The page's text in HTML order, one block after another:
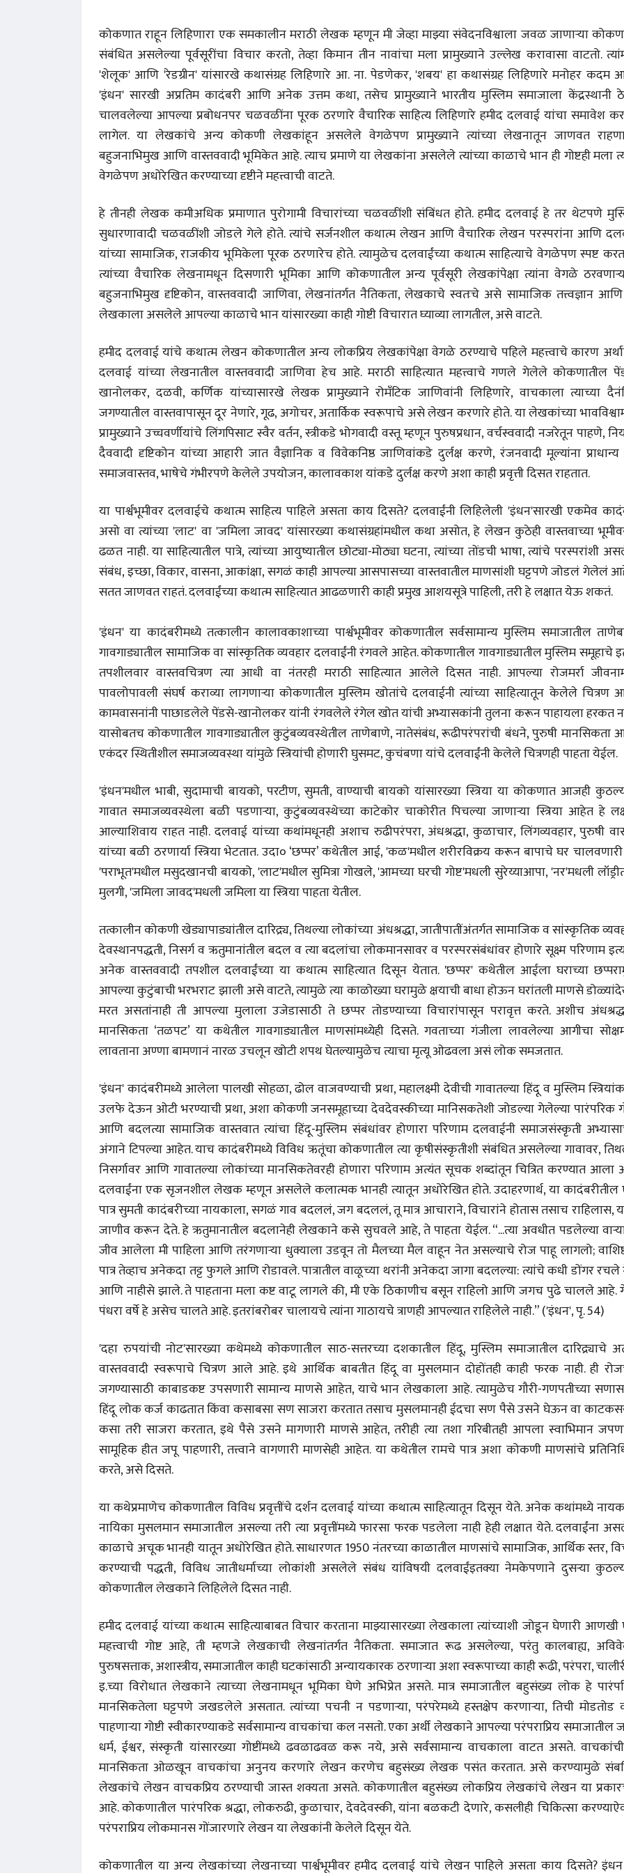
कोकणात राहून लिहिणारा एक समकालीन मराठी लेखक म्हणून मी जेव्हा माझ्या संवेदनविश्वाला जवळ जाणाऱ्या
संबंधित असलेल्या पूर्वसूरींचा विचार करतो, तेव्हा किमान तीन नावांचा मला प्रामुख्याने उल्लेख करावासा वाटतो.
'शेलूक' आणि 'रेडग्रीन' यांसारखे कथासंग्रह लिहिणारे आ. ना. पेडणेकर, 'शबय' हा कथासंग्रह लिहिणारे मनोहर कदम
'इंधन' सारखी अप्रतिम कादंबरी आणि अनेक उत्तम कथा, तसेच प्रामुख्याने भारतीय मुस्लिम समाजाला केंद्रस्थानी
चालवलेल्या आपल्या प्रबोधनपर चळवळींना पूरक ठरणारे वैचारिक साहित्य लिहिणारे हमीद दलवाई यांचा समावेश
लागेल. या लेखकांचे अन्य कोकणी लेखकांहून असलेले वेगळेपण प्रामुख्याने त्यांच्या लेखनातून जाणवत
बहुजनाभिमुख आणि वास्तववादी भूमिकेत आहे. त्याच प्रमाणे या लेखकांना असलेले त्यांच्या काळाचे भान ही गोष्टही मला
वेगळेपण अधोरेखित करण्याच्या दृष्टीने महत्त्वाची वाटते.
हे तीनही लेखक कमीअधिक प्रमाणात पुरोगामी विचारांच्या चळवळींशी संबिंधत होते. हमीद दलवाई हे तर थेटपणे
सुधारणावादी चळवळींशी जोडले गेले होते. त्यांचे सर्जनशील कथात्म लेखन आणि वैचारिक लेखन परस्परांना आणि
यांच्या सामाजिक, राजकीय भूमिकेला पूरक ठरणारेच होते. त्यामुळेच दलवाईंच्या कथात्म साहित्याचे वेगळेपण स्पष्ट
त्यांच्या वैचारिक लेखनामधून दिसणारी भूमिका आणि कोकणातील अन्य पूर्वसूरी लेखकांपेक्षा त्यांना वेगळे
बहुजनाभिमुख दृष्टिकोन, वास्तववादी जाणिवा, लेखनांतर्गत नैतिकता, लेखकाचे स्वतःचे असे सामाजिक तत्त्वज्ञान
लेखकाला असलेले आपल्या काळाचे भान यांसारख्या काही गोष्टी विचारात घ्याव्या लागतील, असे वाटते.
हमीद दलवाई यांचे कथात्म लेखन कोकणातील अन्य लोकप्रिय लेखकांपेक्षा वेगळे ठरण्याचे पहिले महत्त्वाचे कारण
दलवाई यांच्या लेखनातील वास्तववादी जाणिवा हेच आहे. मराठी साहित्यात महत्त्वाचे गणले गेलेले कोकणातील
खानोलकर, दळवी, कर्णिक यांच्यासारखे लेखक प्रामुख्याने रोमँटिक जाणिवांनी लिहिणारे, वाचकाला त्याच्या
जगण्यातील वास्तवापासून दूर नेणारे, गूढ, अगोचर, अतार्किक स्वरूपाचे असे लेखन करणारे होते. या लेखकांच्या
प्रामुख्याने उच्चवर्णीयांचे लिंगपिसाट स्वैर वर्तन, स्त्रीकडे भोगवादी वस्तू म्हणून पुरुषप्रधान, वर्चस्ववादी नजरेतून पाहणे,
दैववादी दृष्टिकोन यांच्या आहारी जात वैज्ञानिक व विवेकनिष्ठ जाणिवांकडे दुर्लक्ष करणे, रंजनवादी मूल्यांना
समाजवास्तव, भाषेचे गंभीरपणे केलेले उपयोजन, कालावकाश यांकडे दुर्लक्ष करणे अशा काही प्रवृत्ती दिसत राहतात.
या पार्श्वभूमीवर दलवाईचे कथात्म साहित्य पाहिले असता काय दिसते? दलवाईंनी लिहिलेली 'इंधन'सारखी एकमेव
असो वा त्यांच्या 'लाट' वा 'जमिला जावद' यांसारख्या कथासंग्रहांमधील कथा असोत, हे लेखन कुठेही वास्तवाच्या
ढळत नाही. या साहित्यातील पात्रे, त्यांच्या आयुष्यातील छोट्या-मोठ्या घटना, त्यांच्या तोंडची भाषा, त्यांचे परस्परांशी
संबंध, इच्छा, विकार, वासना, आकांक्षा, सगळं काही आपल्या आसपासच्या वास्तवातील माणसांशी घट्टपणे जोडलं गेलेलं
सतत जाणवत राहतं. दलवाईंच्या कथात्म साहित्यात आढळणारी काही प्रमुख आशयसूत्रे पाहिली, तरी हे लक्षात येऊ शकतं.
'इंधन' या कादंबरीमध्ये तत्कालीन कालावकाशाच्या पार्श्वभूमीवर कोकणातील सर्वसामान्य मुस्लिम समाजातील
गावगाड्यातील सामाजिक वा सांस्कृतिक व्यवहार दलवाईंनी रंगवले आहेत. कोकणातील गावगाड्यातील मुस्लिम समूहाचे
तपशीलवार वास्तवचित्रण त्या आधी वा नंतरही मराठी साहित्यात आलेले दिसत नाही. आपल्या रोजमर्रा
पावलोपावली संघर्ष कराव्या लागणाऱ्या कोकणातील मुस्लिम खोतांचे दलवाईनी त्यांच्या साहित्यातून केलेले चित्रण
कामवासनांनी पाछाडलेले पेंडसे-खानोलकर यांनी रंगवलेले रंगेल खोत यांची अभ्यासकांनी तुलना करून पाहायला हरकत
यासोबतच कोकणातील गावगाड्यातील कुटुंबव्यवस्थेतील ताणेबाणे, नातेसंबंध, रूढीपरंपरांची बंधने, पुरुषी मानसिकता
एकंदर स्थितीशील समाजव्यवस्था यांमुळे स्त्रियांची होणारी घुसमट, कुचंबणा यांचे दलवाईंनी केलेले चित्रणही पाहता येईल.
'इंधन'मधील भाबी, सुदामाची बायको, परटीण, सुमती, वाण्याची बायको यांसारख्या स्त्रिया या कोकणात आजही
गावात समाजव्यवस्थेला बळी पडणाऱ्या, कुटुंबव्यवस्थेच्या काटेकोर चाकोरीत पिचल्या जाणाऱ्या स्त्रिया आहेत हे
आल्याशिवाय राहत नाही. दलवाई यांच्या कथांमधूनही अशाच रुढीपरंपरा, अंधश्रद्धा, कुळाचार, लिंगव्यवहार, पुरुषी
यांच्या बळी ठरणार्या स्त्रिया भेटतात. उदा० ‘छप्पर’ कथेतील आई, 'कळ'मधील शरीरविक्रय करून बापाचे घर
'पराभूत'मधील मसुदखानची बायको, 'लाट'मधील सुमित्रा गोखले, 'आमच्या घरची गोष्ट'मधली सुरेय्याआपा, 'नर'मधली
मुलगी, 'जमिला जावद'मधली जमिला या स्त्रिया पाहता येतील.
तत्कालीन कोकणी खेड्यापाड्यांतील दारिद्र्य, तिथल्या लोकांच्या अंधश्रद्धा, जातीपातींअंतर्गत सामाजिक व सांस्कृतिक
देवस्थानपद्धती, निसर्ग व ऋतुमानांतील बदल व त्या बदलांचा लोकमानसावर व परस्परसंबंधांवर होणारे सूक्ष्म परिणाम
अनेक वास्तववादी तपशील दलवाईंच्या या कथात्म साहित्यात दिसून येतात. 'छप्पर' कथेतील आईला घराच्या
आपल्या कुटुंबाची भरभराट झाली असे वाटते, त्यामुळे त्या काळोख्या घरामुळे क्षयाची बाधा होऊन घरांतली माणसे
मरत असतांनाही ती आपल्या मुलाला उजेडासाठी ते छप्पर तोडण्याच्या विचारांपासून परावृत्त करते. अशीच
मानसिकता ‘तळपट’ या कथेतील गावगाड्यातील माणसांमध्येही दिसते. गवताच्या गंजीला लावलेल्या आगीचा
लावताना अण्णा बामणानं नारळ उचलून खोटी शपथ घेतल्यामुळेच त्याचा मृत्यू ओढवला असं लोक समजतात.
'इंधन' कादंबरीमध्ये आलेला पालखी सोहळा, ढोल वाजवण्याची प्रथा, महालक्ष्मी देवीची गावातल्या हिंदू व मुस्लिम
उलफे देऊन ओटी भरण्याची प्रथा, अशा कोकणी जनसमूहाच्या देवदेवस्कीच्या मानिसकतेशी जोडल्या गेलेल्या पारंपरिक
आणि बदलत्या सामाजिक वास्तवात त्यांचा हिंदू-मुस्लिम संबंधांवर होणारा परिणाम दलवाईनी समाजसंस्कृती
अंगाने टिपल्या आहेत. याच कादंबरीमध्ये विविध ऋतूंचा कोकणातील त्या कृषीसंस्कृतीशी संबंधित असलेल्या गावावर,
निसर्गावर आणि गावातल्या लोकांच्या मानसिकतेवरही होणारा परिणाम अत्यंत सूचक शब्दांतून चित्रित करण्यात आला
दलवाईंना एक सृजनशील लेखक म्हणून असलेले कलात्मक भानही त्यातून अधोरेखित होते. उदाहरणार्थ, या
पात्र सुमती कादंबरीच्या नायकाला, सगळं गाव बदललं, जग बदललं, तू मात्र आचाराने, विचारांने होतास तसाच राहिलास,
जाणीव करून देते. हे ऋतुमानातील बदलानेही लेखकाने कसे सुचवले आहे, ते पाहता येईल. “...त्या अवधीत पडलेल्या
जीव आलेला मी पाहिला आणि तरंगणाऱ्या धुक्याला उडवून तो मैलच्या मैल वाहून नेत असल्याचे रोज पाहू लागलो;
पात्र तेव्हाच अनेकदा तट्ट फुगले आणि रोडावले. पात्रातील वाळूच्या थरांनी अनेकदा जागा बदलल्या: त्यांचे कधी डोंगर
आणि नाहीसे झाले. ते पाहताना मला कष्ट वाटू लागले की, मी एके ठिकाणीच बसून राहिलो आणि जगच पुढे चालले आहे.
पंधरा वर्षे हे असेच चालते आहे. इतरांबरोबर चालायचे त्यांना गाठायचे त्राणही आपल्यात राहिलेले नाही.” ('इंधन', पृ. 54)
'दहा रुपयांची नोट'सारख्या कथेमध्ये कोकणातील साठ-सत्तरच्या दशकातील हिंदू, मुस्लिम समाजातील दारिद्र्याचे
वास्तववादी स्वरूपाचे चित्रण आले आहे. इथे आर्थिक बाबतीत हिंदू वा मुसलमान दोहोंतही काही फरक नाही. ही
जगण्यासाठी काबाडकष्ट उपसणारी सामान्य माणसे आहेत, याचे भान लेखकाला आहे. त्यामुळेच गौरी-गणपतीच्या
हिंदू लोक कर्ज काढतात किंवा कसाबसा सण साजरा करतात तसाच मुसलमानही ईदचा सण पैसे उसने घेऊन वा
कसा तरी साजरा करतात, इथे पैसे उसने मागणारी माणसे आहेत, तरीही त्या तशा गरिबीतही आपला स्वाभिमान
सामूहिक हीत जपू पाहणारी, तत्त्वाने वागणारी माणसेही आहेत. या कथेतील रामचे पात्र अशा कोकणी माणसांचे
करते, असे दिसते.
या कथेप्रमाणेच कोकणातील विविध प्रवृत्तींचे दर्शन दलवाई यांच्या कथात्म साहित्यातून दिसून येते. अनेक कथांमध्ये
नायिका मुसलमान समाजातील असल्या तरी त्या प्रवृत्तींमध्ये फारसा फरक पडलेला नाही हेही लक्षात येते. दलवाईंना
काळाचे अचूक भानही यातून अधोरेखित होते. साधारणतः 1950 नंतरच्या काळातील माणसांचे सामाजिक, आर्थिक स्तर,
करण्याची पद्धती, विविध जातीधर्माच्या लोकांशी असलेले संबंध यांविषयी दलवाईंइतक्या नेमकेपणाने दुसऱ्या
कोकणातील लेखकाने लिहिलेले दिसत नाही.
हमीद दलवाई यांच्या कथात्म साहित्याबाबत विचार करताना माझ्यासारख्या लेखकाला त्यांच्याशी जोडून घेणारी
महत्त्वाची गोष्ट आहे, ती म्हणजे लेखकाची लेखनांतर्गत नैतिकता. समाजात रूढ असलेल्या, परंतु कालबाह्य,
पुरुषसत्ताक, अशास्त्रीय, समाजातील काही घटकांसाठी अन्यायकारक ठरणाऱ्या अशा स्वरूपाच्या काही रूढी, परंपरा,
इ.च्या विरोधात लेखकाने त्याच्या लेखनामधून भूमिका घेणे अभिप्रेत असते. मात्र समाजातील बहुसंख्य लोक हे
मानसिकतेला घट्टपणे जखडलेले असतात. त्यांच्या पचनी न पडणाऱ्या, परंपरेमध्ये हस्तक्षेप करणाऱ्या, तिची
पाहणाऱ्या गोष्टी स्वीकारण्याकडे सर्वसामान्य वाचकांचा कल नसतो. एका अर्थी लेखकाने आपल्या परंपराप्रिय समाजातील
धर्म, ईश्वर, संस्कृती यांसारख्या गोष्टींमध्ये ढवळाढवळ करू नये, असे सर्वसामान्य वाचकाला वाटत असते.
मानसिकता ओळखून वाचकांचा अनुनय करणारे लेखन करणेच बहुसंख्य लेखक पसंत करतात. असे करण्यामुळे
लेखकांचे लेखन वाचकप्रिय ठरण्याची जास्त शक्यता असते. कोकणातील बहुसंख्य लोकप्रिय लेखकांचे लेखन या
आहे. कोकणातील पारंपरिक श्रद्धा, लोकरुढी, कुळाचार, देवदेवस्की, यांना बळकटी देणारे, कसलीही चिकित्सा
परंपराप्रिय लोकमानस गोंजारणारे लेखन या लेखकांनी केलेले दिसून येते.
कोकणातील या अन्य लेखकांच्या लेखनाच्या पार्श्वभूमीवर हमीद दलवाई यांचे लेखन पाहिले असता काय दिसते?
Wangchuk's Hunger
Strike Make a
Difference?
Editor
20 Jul 2026
मूर्त दृश्याला अमूर्ताकार
देणारा चित्रकार
सोमनाथ कोमरपंत
मूर्त दृश्याला अमूर्ताकार
देणारा चित्रकार
सोमनाथ कोमरपंत
17 Jul 2026
आगामी पुस्तकातील अंश
चीनचा निरोप घेताना...
रवींद्रनाथ टागोर.
16 Jul 2026
लेख
उगवती नोस्कोव्हा, मावळतीला
झुकलेला जोकोविच आणि
दरम्यान विम्बल्डन
आ. श्री. केतकर
भाषण
१५५ सदाशिव पेठ, सातारा :
लोकविलक्षण दाभोलकर
कुटुंबाची कथा
दाभोलकर, दत्तप्रसाद दाभोळकर,
दत्ता दामोदर नायक
08 Jul 2026
मतदारांची फसवणूक आणि
गुन्हेगारांची पाठराखण
आ. श्री. केतकर
07 Jul 2026
मूर्त दृश्याला
देणारा चित्रकार
आगामी
चीनचा निरोप
रवींद्रनाथ टागोर.
16 Jul 2026
लेख
उगवती नोस्कोव्हा,
दरम्यान विम्बल्डन
आ. श्री. केतकर
भाषण
१५५ सदाशिव पेठ,
लोकविलक्षण
कुटुंबाची कथा
ज्ञानदेव म्हस्के,
दाभोलकर, दत्तप्रसाद
दत्ता दामोदर नायक
08 Jul 2026
मतदारांची
गुन्हेगारांची
आ. श्री. केतकर
07 Jul 2026
धार्मिक व सामाजिक सुधारणा हे पुस्तक खरेदी
करण्यासाठी येथे क्लिक करा.
भारतीय अर्थकारणावरील निबंध हे पुस्तक
खरेदी करण्यासाठी येथे क्लिक करा.